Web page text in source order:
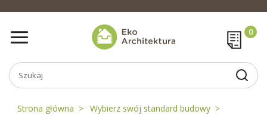
Strona główna
Wybierz swój standard budowy